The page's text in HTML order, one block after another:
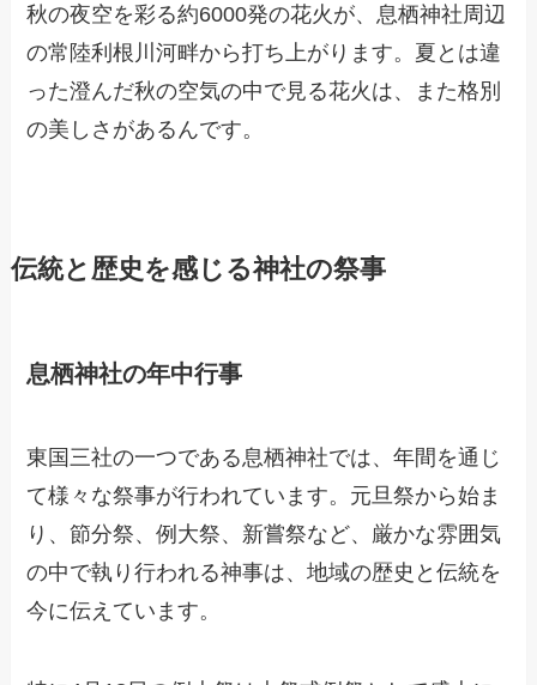
秋の夜空を彩る約6000発の花火が、息栖神社周辺
の常陸利根川河畔から打ち上がります。夏とは違
った澄んだ秋の空気の中で見る花火は、また格別
の美しさがあるんです。
伝統と歴史を感じる神社の祭事
息栖神社の年中行事
東国三社の一つである息栖神社では、年間を通じ
て様々な祭事が行われています。元旦祭から始ま
り、節分祭、例大祭、新嘗祭など、厳かな雰囲気
の中で執り行われる神事は、地域の歴史と伝統を
今に伝えています。